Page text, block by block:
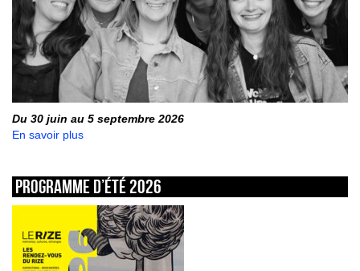
Du 30 juin au 5 septembre 2026
En savoir plus
Programme d’été 2026